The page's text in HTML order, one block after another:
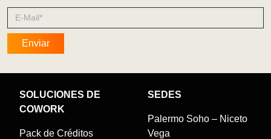
SOLUCIONES DE
COWORK
Pack de Créditos
SEDES
Palermo Soho – Niceto
Vega